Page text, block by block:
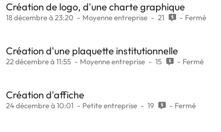
Création de logo, d'une charte graphique
18 décembre à 23:20 Moyenne entreprise 21 Fermé
Création d'une plaquette institutionnelle
22 décembre à 11:55 Moyenne entreprise 15 Fermé
Création d'affiche
24 décembre à 10:01 Petite entreprise 19 Fermé